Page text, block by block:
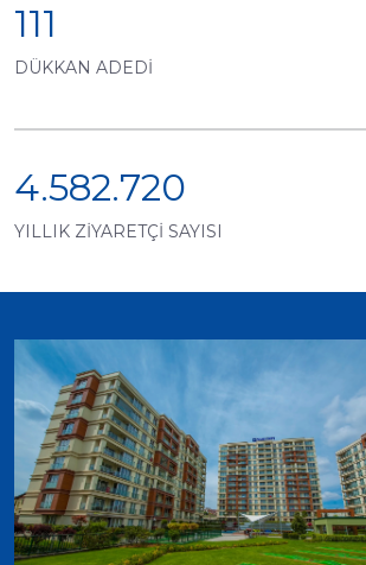
111
DÜKKAN ADEDİ
4.582.720
YILLIK ZİYARETÇİ SAYISI